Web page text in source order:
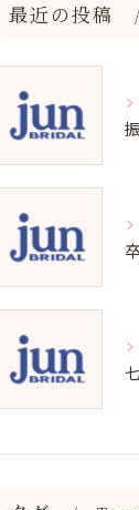
最近の投稿